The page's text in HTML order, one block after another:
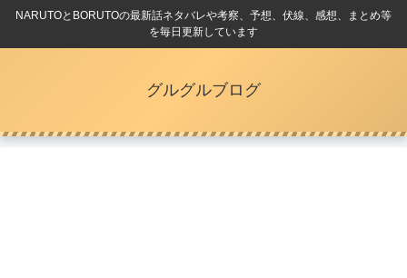
NARUTOとBORUTOの最新話ネタバレや考察、予想、伏線、感想、まとめ等
を毎日更新しています
グルグルブログ